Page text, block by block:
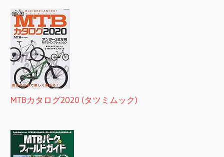
MTBカタログ2020 (タツミムック)